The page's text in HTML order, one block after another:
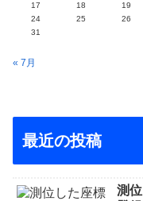
17
18 19
24
25 26
31
« 7月
最近の投稿
測